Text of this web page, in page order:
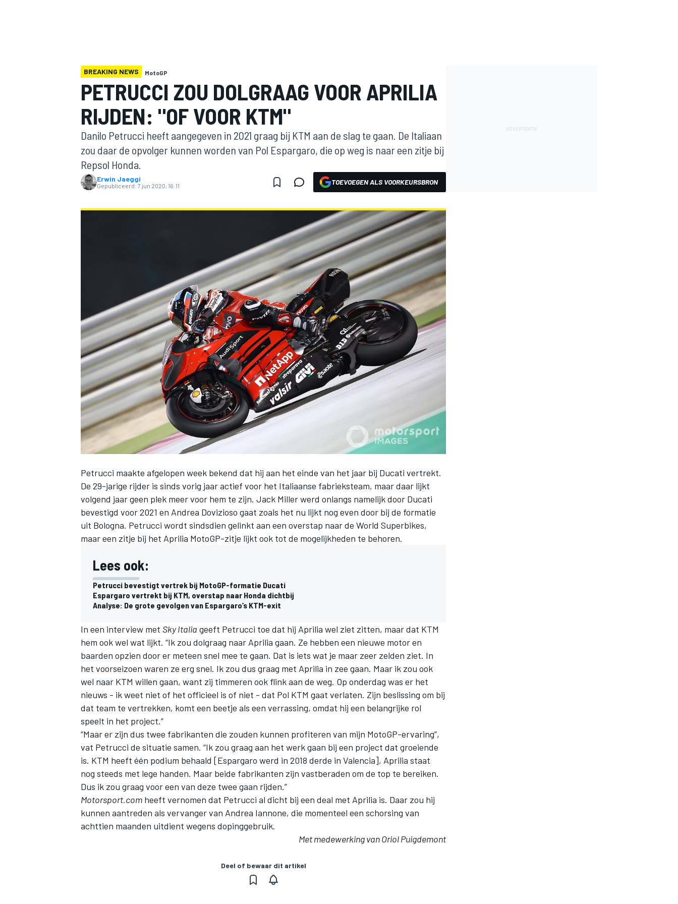
MOTOGP
WEC DTM
BREAKING NEWS MotoGP
PETRUCCI ZOU DOLGRAAG VOOR APRILIA
RIJDEN: "OF VOOR KTM"
Danilo Petrucci heeft aangegeven in 2021 graag bij KTM aan de slag te gaan. De Italiaan
zou daar de opvolger kunnen worden van Pol Espargaro, die op weg is naar een zitje bij
Repsol Honda.
Erwin Jaeggi
Gepubliceerd: 7 jun 2020, 16:11 TOEVOEGEN ALS VOORKEURSBRON
Petrucci maakte afgelopen week bekend dat hij aan het einde van het jaar bij Ducati vertrekt.
De 29-jarige rijder is sinds vorig jaar actief voor het Italiaanse fabrieksteam, maar daar lijkt
volgend jaar geen plek meer voor hem te zijn. Jack Miller werd onlangs namelijk door Ducati
bevestigd voor 2021 en Andrea Dovizioso gaat zoals het nu lijkt nog even door bij de formatie
uit Bologna. Petrucci wordt sindsdien gelinkt aan een overstap naar de World Superbikes,
maar een zitje bij het Aprilia MotoGP-zitje lijkt ook tot de mogelijkheden te behoren.
Lees ook:
Petrucci bevestigt vertrek bij MotoGP-formatie Ducati
Espargaro vertrekt bij KTM, overstap naar Honda dichtbij
Analyse: De grote gevolgen van Espargaro’s KTM-exit
In een interview met Sky Italia geeft Petrucci toe dat hij Aprilia wel ziet zitten, maar dat KTM
hem ook wel wat lijkt. “Ik zou dolgraag naar Aprilia gaan. Ze hebben een nieuwe motor en
baarden opzien door er meteen snel mee te gaan. Dat is iets wat je maar zeer zelden ziet. In
het voorseizoen waren ze erg snel. Ik zou dus graag met Aprilia in zee gaan. Maar ik zou ook
wel naar KTM willen gaan, want zij timmeren ook flink aan de weg. Op onderdag was er het
nieuws - ik weet niet of het officieel is of niet - dat Pol KTM gaat verlaten. Zijn beslissing om bij
dat team te vertrekken, komt een beetje als een verrassing, omdat hij een belangrijke rol
speelt in het project.”
“Maar er zijn dus twee fabrikanten die zouden kunnen profiteren van mijn MotoGP-ervaring”,
vat Petrucci de situatie samen. “Ik zou graag aan het werk gaan bij een project dat groeiende
is. KTM heeft één podium behaald [Espargaro werd in 2018 derde in Valencia], Aprilia staat
nog steeds met lege handen. Maar beide fabrikanten zijn vastberaden om de top te bereiken.
Dus ik zou graag voor een van deze twee gaan rijden.”
Motorsport.com heeft vernomen dat Petrucci al dicht bij een deal met Aprilia is. Daar zou hij
kunnen aantreden als vervanger van Andrea Iannone, die momenteel een schorsing van
achttien maanden uitdient wegens dopinggebruik.
Met medewerking van Oriol Puigdemont
Deel of bewaar dit artikel